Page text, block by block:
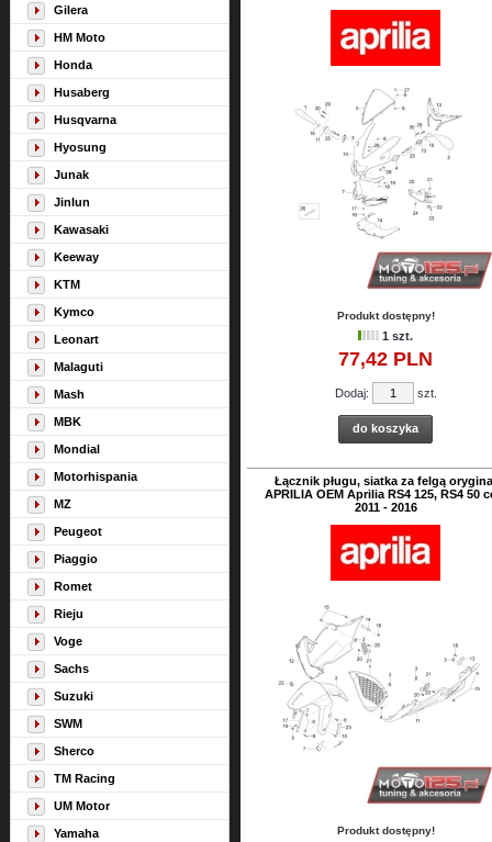
Gilera
HM Moto
Honda
Husaberg
Husqvarna
Hyosung
Junak
Jinlun
Kawasaki
Keeway
KTM
Kymco
Leonart
Malaguti
Mash
MBK
Mondial
Motorhispania
MZ
Peugeot
Piaggio
Romet
Rieju
Voge
Sachs
Suzuki
SWM
Sherco
TM Racing
UM Motor
Yamaha
Produkt dostępny!
1 szt.
77,42 PLN
Dodaj: szt.
do koszyka
Łącznik pługu, siatka za felgą
APRILIA OEM Aprilia RS4 125, RS4 50
2011 - 2016
Produkt dostępny!